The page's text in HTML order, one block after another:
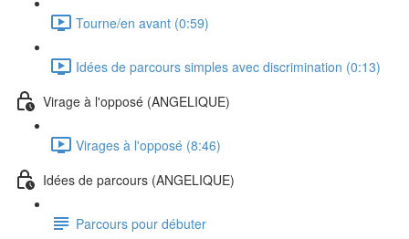
Tourne/en avant (0:59)
Idées de parcours simples avec discrimination (0:13)
Virage à l'opposé (ANGELIQUE)
Virages à l'opposé (8:46)
Idées de parcours (ANGELIQUE)
Parcours pour débuter